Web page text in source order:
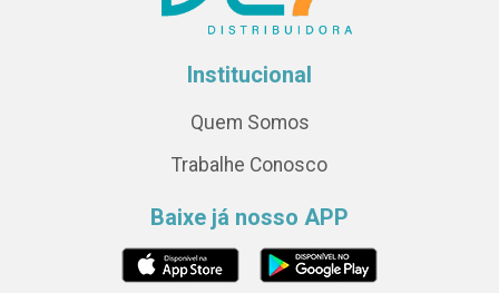
Institucional
Quem Somos
Trabalhe Conosco
Baixe já nosso APP